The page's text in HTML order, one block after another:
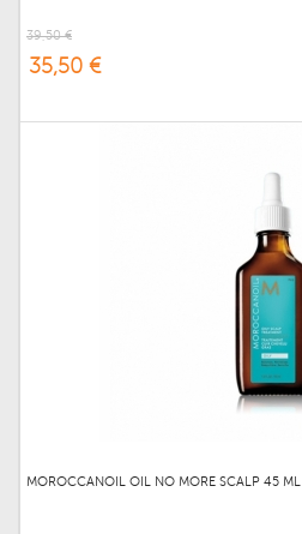
39,50 €
35,50 €
MOROCCANOIL OIL NO MORE SCALP 45 ML